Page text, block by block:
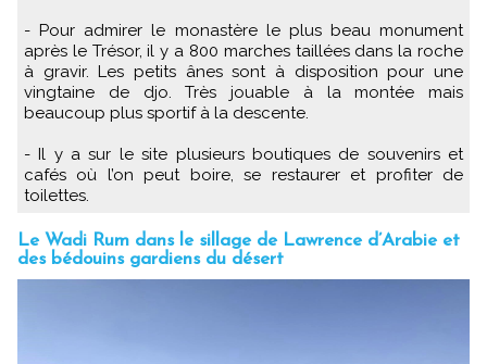
- Pour admirer le monastère le plus beau monument
après le Trésor, il y a 800 marches taillées dans la roche
à gravir. Les petits ânes sont à disposition pour une
vingtaine de djo. Très jouable à la montée mais
beaucoup plus sportif à la descente.
- Il y a sur le site plusieurs boutiques de souvenirs et
cafés où l’on peut boire, se restaurer et profiter de
toilettes.
Le Wadi Rum dans le sillage de Lawrence d’Arabie et
des bédouins gardiens du désert